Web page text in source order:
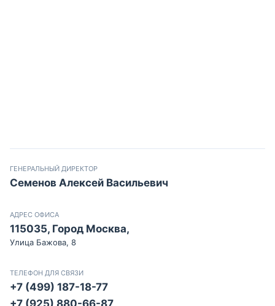
ГЕНЕРАЛЬНЫЙ ДИРЕКТОР
Семенов Алексей Васильевич
АДРЕС ОФИСА
115035, Город Москва,
Улица Бажова, 8
ТЕЛЕФОН ДЛЯ СВЯЗИ
+7 (499) 187-18-77
+7 (925) 880-66-87